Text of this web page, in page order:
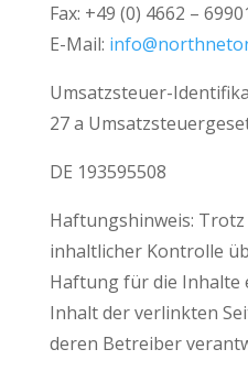
Fax: +49 (0) 4662 –
E-Mail:
Umsatzsteuer-
27 a
DE 193595508
Haftungshinweis:
inhaltlicher Kontrolle
Haftung für die Inhalte
Inhalt der verlinkten
deren Betreiber